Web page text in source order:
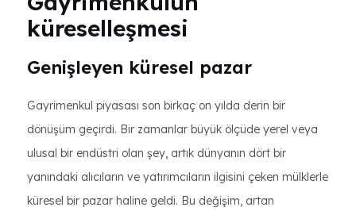
küreselleşmesi
Genişleyen küresel pazar
Gayrimenkul piyasası son birkaç on yılda derin bir
dönüşüm geçirdi. Bir zamanlar büyük ölçüde yerel veya
ulusal bir endüstri olan şey, artık dünyanın dört bir
yanındaki alıcıların ve yatırımcıların ilgisini çeken mülklerle
küresel bir pazar haline geldi. Bu değişim, artan